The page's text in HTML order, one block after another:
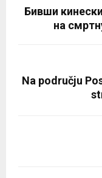
Бивши
на
Na području